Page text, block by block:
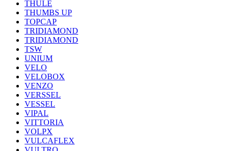
THULE
THUMBS UP
TOPCAP
TRIDIAMOND
TRIDIAMOND
TSW
UNIUM
VELO
VELOBOX
VENZO
VERSSEL
VESSEL
VIPAL
VITTORIA
VOLPX
VULCAFLEX